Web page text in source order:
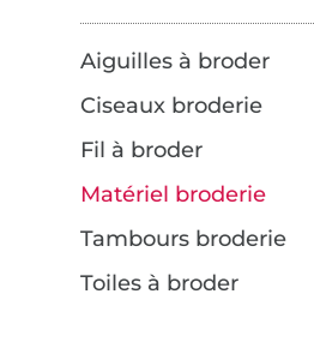
Aiguilles à broder
Ciseaux broderie
Fil à broder
Matériel broderie
Tambours broderie
Toiles à broder